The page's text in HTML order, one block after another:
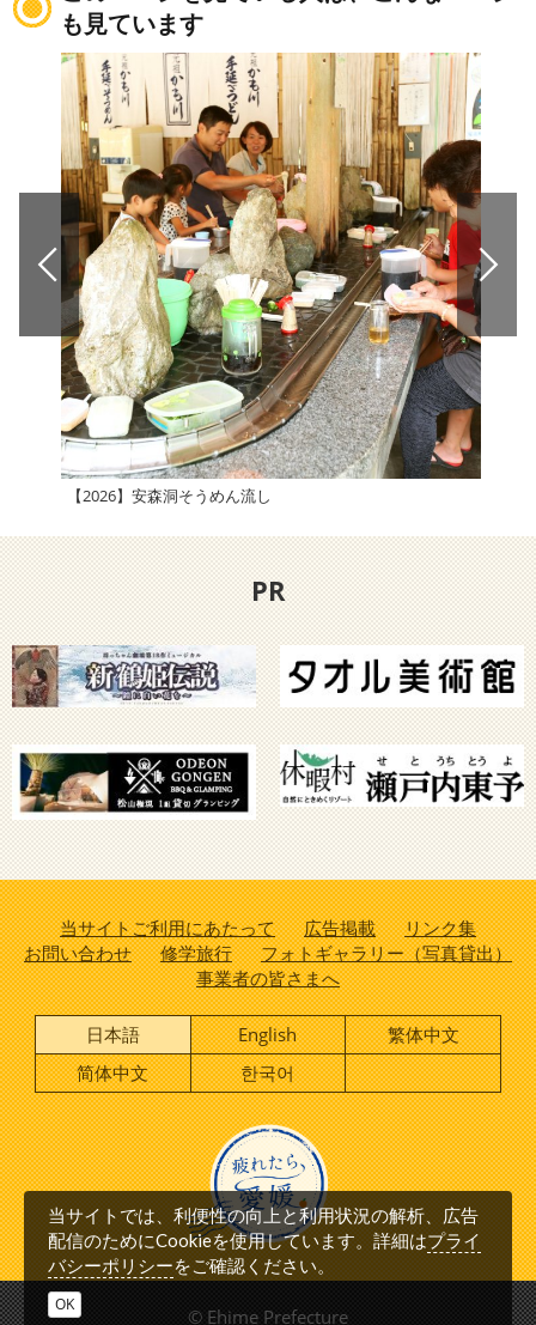
も見ています
【2026】安森洞そうめん流し
PR
当サイトご利用にあたって 広告掲載
リンク集
お問い合わせ
修学旅行
フォトギャラリー（写真貸出）
事業者の皆さまへ
日本語 English
繁体中文
简体中文
한국어
© Ehime Prefecture
当サイトでは、利便性の向上と利用状況の解析、広告
配信のためにCookieを使用しています。詳細はプライ
バシーポリシーをご確認ください。
OK